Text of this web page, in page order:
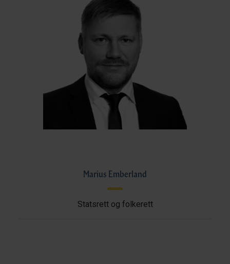
Marius Emberland
Statsrett og folkerett